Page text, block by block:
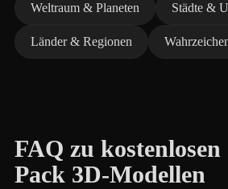
Weltraum & Planeten Städte &
Länder & Regionen
FAQ zu
Pack 3D-Modellen